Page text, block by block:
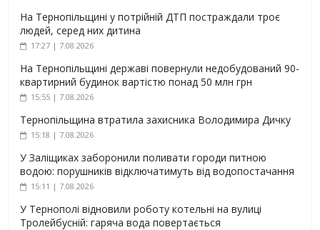
На Тернопільщині у потрійній ДТП постраждали троє
людей, серед них дитина
17:27 | 7.08.2026
На Тернопільщині державі повернули недобудований 90-
квартирний будинок вартістю понад 50 млн грн
15:55 | 7.08.2026
Тернопільщина втратила захисника Володимира Дичку
15:18 | 7.08.2026
У Заліщиках заборонили поливати городи питною
водою: порушників відключатимуть від водопостачання
15:11 | 7.08.2026
У Тернополі відновили роботу котельні на вулиці
Тролейбусній: гаряча вода повертається